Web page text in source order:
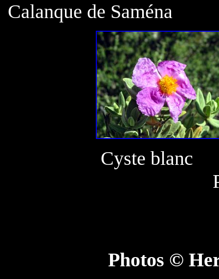
Calanque de Saména
Cyste blanc
Photos ©